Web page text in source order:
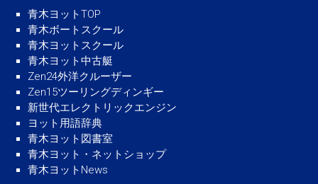
青木ヨットTOP
青木ボートスクール
青木ヨットスクール
青木ヨット中古艇
Zen24外洋クルーザー
Zen15ツーリングディンギー
新世代エレクトリックエンジン
ヨット用語辞典
青木ヨット図書室
青木ヨット・ネットショップ
青木ヨットNews